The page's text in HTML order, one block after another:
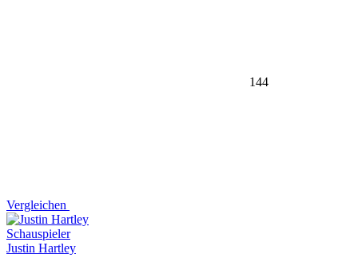
144
Vergleichen
Schauspieler
Justin Hartley